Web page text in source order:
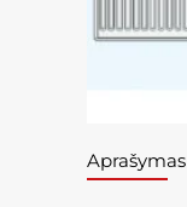
Aprašymas